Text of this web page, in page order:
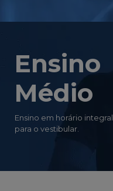
Ensino
Médio
Ensino em horário
para o vestibular.